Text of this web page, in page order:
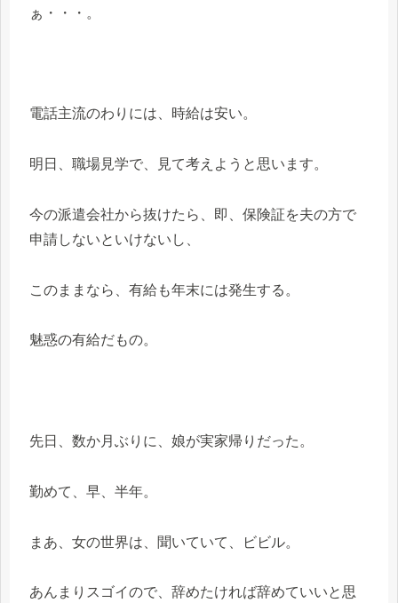
ぁ・・・。
電話主流のわりには、時給は安い。
明日、職場見学で、見て考えようと思います。
今の派遣会社から抜けたら、即、保険証を夫の方で
申請しないといけないし、
このままなら、有給も年末には発生する。
魅惑の有給だもの。
先日、数か月ぶりに、娘が実家帰りだった。
勤めて、早、半年。
まあ、女の世界は、聞いていて、ビビル。
あんまりスゴイので、辞めたければ辞めていいと思